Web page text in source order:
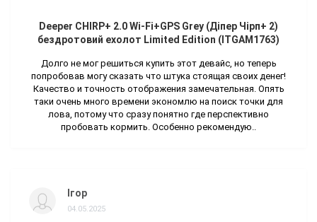
Deeper CHIRP+ 2.0 Wi-Fi+GPS Grey (Діпер Чірп+ 2)
бездротовий ехолот Limited Edition (ITGAM1763)
Долго не мог решиться купить этот девайс, но теперь
попробовав могу сказать что штука стоящая своих денег!
Качество и точность отображения замечательная. Опять
таки очень много времени экономлю на поиск точки для
лова, потому что сразу понятно где перспективно
пробовать кормить. Особенно рекомендую..
Ігор
04.05.2025